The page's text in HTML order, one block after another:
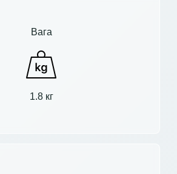
Вага
1.8 кг